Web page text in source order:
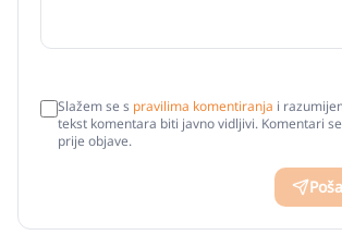
Slažem se s pravilima komentiranja i
tekst komentara biti javno vidljivi. Komentari
prije objave.